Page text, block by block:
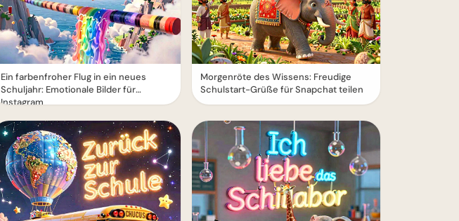
Ein farbenfroher Flug in ein neues
Schuljahr: Emotionale Bilder für
Instagram
Morgenröte des Wissens: Freudige
Schulstart-Grüße für Snapchat teilen